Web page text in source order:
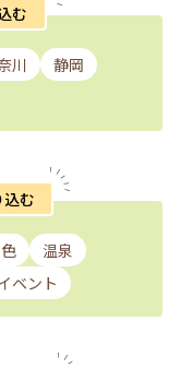
む
川
静岡
む
温泉
ベント